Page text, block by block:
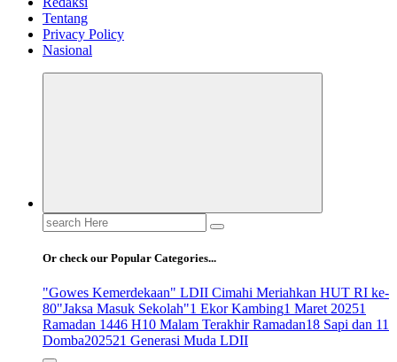
Tentang
Privacy Policy
Nasional
Search
for:
Or check our Popular Categories...
"Gowes Kemerdekaan" LDII Cimahi Meriahkan HUT RI ke-
80"Jaksa Masuk Sekolah"1 Ekor Kambing1 Maret 20251
Ramadan 1446 H10 Malam Terakhir Ramadan18 Sapi dan 11
Domba202521 Generasi Muda LDII